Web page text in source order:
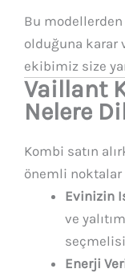
Bu
olduğuna karar
ekibimiz size
Vaillant
Nelere
Kombi satın
önemli noktalar
Evinizin
ve
Enerji